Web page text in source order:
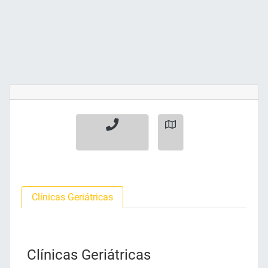
Clínicas Geriátricas
Clínicas Geriátricas